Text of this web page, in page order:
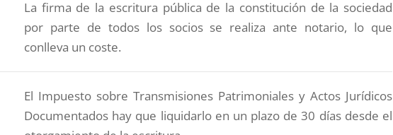
La firma de la escritura pública de la constitución de la sociedad
por parte de todos los socios se realiza ante notario, lo que
conlleva un coste.
El Impuesto sobre Transmisiones Patrimoniales y Actos Jurídicos
Documentados hay que liquidarlo en un plazo de 30 días desde el